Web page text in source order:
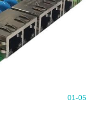
01-05